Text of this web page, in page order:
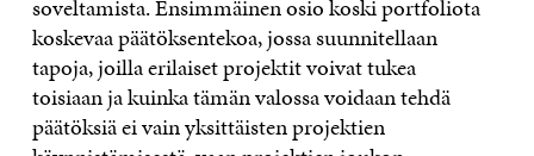
soveltamista.Ensimmäinen osio koskiportfoliota
koskevaa päätöksentekoa, jossa suunnitellaan
tapoja, joilla erilaiset projektit voivat tukea
toisiaanja kuinka tämän valossa voidaan tehdä
päätöksiä ei vain yksittäisten projektien